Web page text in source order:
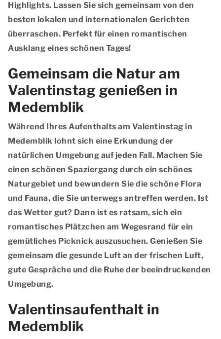
Highlights. Lassen Sie sich gemeinsam von den
besten lokalen und internationalen Gerichten
überraschen. Perfekt für einen romantischen
Ausklang eines schönen Tages!
Gemeinsam die Natur am
Valentinstag genießen in
Medemblik
Während Ihres Aufenthalts am Valentinstag in
Medemblik lohnt sich eine Erkundung der
natürlichen Umgebung auf jeden Fall. Machen Sie
einen schönen Spaziergang durch ein schönes
Naturgebiet und bewundern Sie die schöne Flora
und Fauna, die Sie unterwegs antreffen werden. Ist
das Wetter gut? Dann ist es ratsam, sich ein
romantisches Plätzchen am Wegesrand für ein
gemütliches Picknick auszusuchen. Genießen Sie
gemeinsam die gesunde Luft an der frischen Luft,
gute Gespräche und die Ruhe der beeindruckenden
Umgebung.
Valentinsaufenthalt in
Medemblik